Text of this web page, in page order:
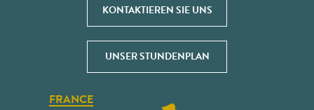
KONTAKTIEREN SIE UNS
UNSER STUNDENPLAN
FRANCE